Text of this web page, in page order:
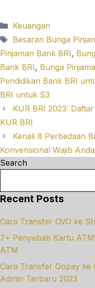
Categories
Keuangan
Tags
Besaran Bunga
Pinjaman Bank BRI,
Bank BRI, Bunga
Pendidikan Bank BRI
BRI untuk S3
KUR BRI 2023:
KUR BRI
Kenali 8 Perbedaan
Konvensional Wajib
Search
Recent Posts
Cara Transfer OVO ke
7+ Penyebab Kartu
ATM
Cara Transfer Gopay ke
Admin Terbaru 2023